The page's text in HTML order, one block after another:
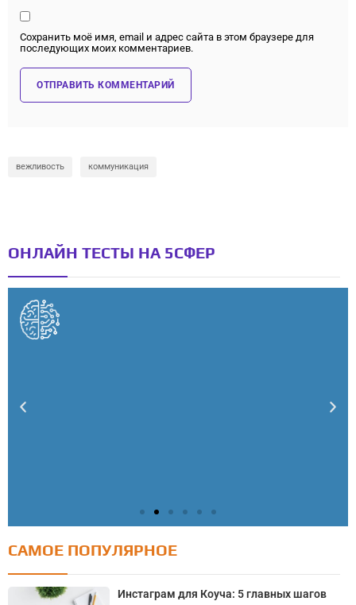
Сохранить моё имя, email и адрес сайта в этом браузере для
последующих моих комментариев.
вежливость коммуникация
ОНЛАЙН ТЕСТЫ НА 5СФЕР
Тест: Как я контролирую свою жизнь?
Онлайн тест на основе шкалы локуса контроля
Джулиана Роттера
САМОЕ ПОПУЛЯРНОЕ
Инстаграм для Коуча: 5 главных шагов